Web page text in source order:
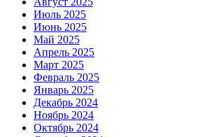
Июль 2025
Июнь 2025
Май 2025
Апрель 2025
Март 2025
Февраль 2025
Январь 2025
Декабрь 2024
Ноябрь 2024
Октябрь 2024